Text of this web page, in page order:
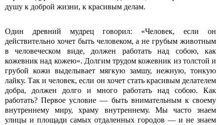
душу к доброй жизни, к красивым делам.
Один древний мудрец говорил: «Человек, если он
действительно хочет быть человеком, а не грубым животным
в человеческом виде, должен работать над собою, как
кожевник над кожею». Долгим трудом кожевник из толстой и
грубой кожи выделывает мягкую замшу, нежную, тонкую
лайку. Так и человек, если он хочет стать красивым делателем
добра, должен долго и много работать над собою. Как
работать? Первое условие — быть внимательным к своему
внутреннему миру, храму внутреннему. Мы часто знаем
улицы и площади самых отдаленных городов — и не знаем